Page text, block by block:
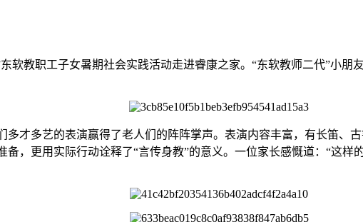
软教职工子女暑期社会实践活动走进睿康之家。“东软教师二代”小
才多艺的表演赢得了老人们的阵阵掌声。表演内容丰富，有长笛、
，更用实际行动诠释了“言传身教”的意义。一位家长感慨道：“这